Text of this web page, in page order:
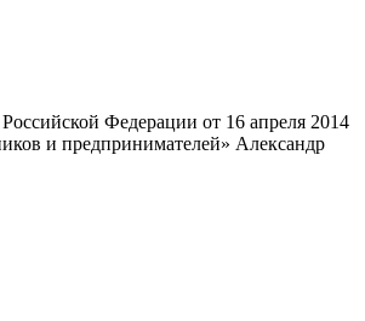
Федерации от 16 апреля 2014
и предпринимателей» Александр